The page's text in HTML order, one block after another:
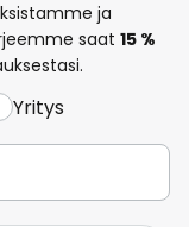
ja
saat 15 %
Yritys